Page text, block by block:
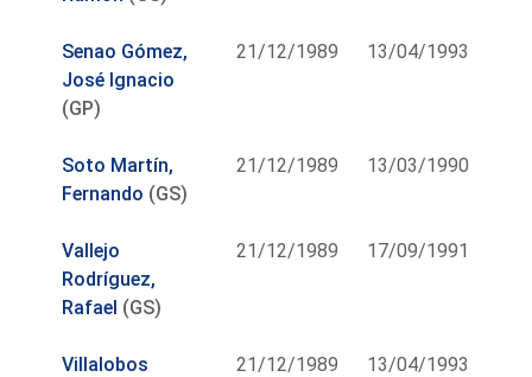
Senao Gómez,
José Ignacio
(GP)
21/12/1989 13/04/1993
Soto Martín,
Fernando (GS)
21/12/1989 13/03/1990
Vallejo
Rodríguez,
Rafael (GS)
21/12/1989 17/09/1991
Villalobos
21/12/1989 13/04/1993